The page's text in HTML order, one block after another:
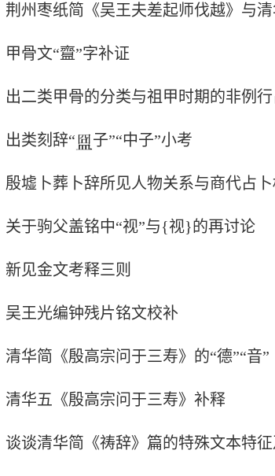
荆州枣纸简《吴王夫差起师伐越》与清
甲骨文“齍”字补证
出二类甲骨的分类与祖甲时期的非例行
出类刻辞“ 子”“中子”小考
殷墟卜葬卜辞所见人物关系与商代占
关于驹父盖铭中“视”与{视}的再讨论
新见金文考释三则
吴王光编钟残片铭文校补
清华简《殷高宗问于三寿》的“德”“音”
清华五《殷高宗问于三寿》补释
谈谈清华简《祷辞》篇的特殊文本特